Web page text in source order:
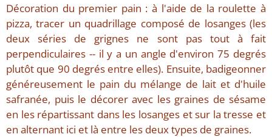
Décoration du premier pain : à l'aide de la roulette à
pizza, tracer un quadrillage composé de losanges (les
deux séries de grignes ne sont pas tout à fait
perpendiculaires -- il y a un angle d'environ 75 degrés
plutôt que 90 degrés entre elles). Ensuite, badigeonner
généreusement le pain du mélange de lait et d'huile
safranée, puis le décorer avec les graines de sésame
en les répartissant dans les losanges et sur la tresse et
en alternant ici et là entre les deux types de graines.